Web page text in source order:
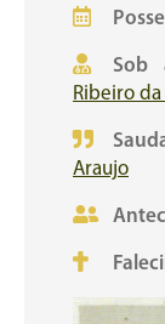
Sob
Ribeiro da
Araujo